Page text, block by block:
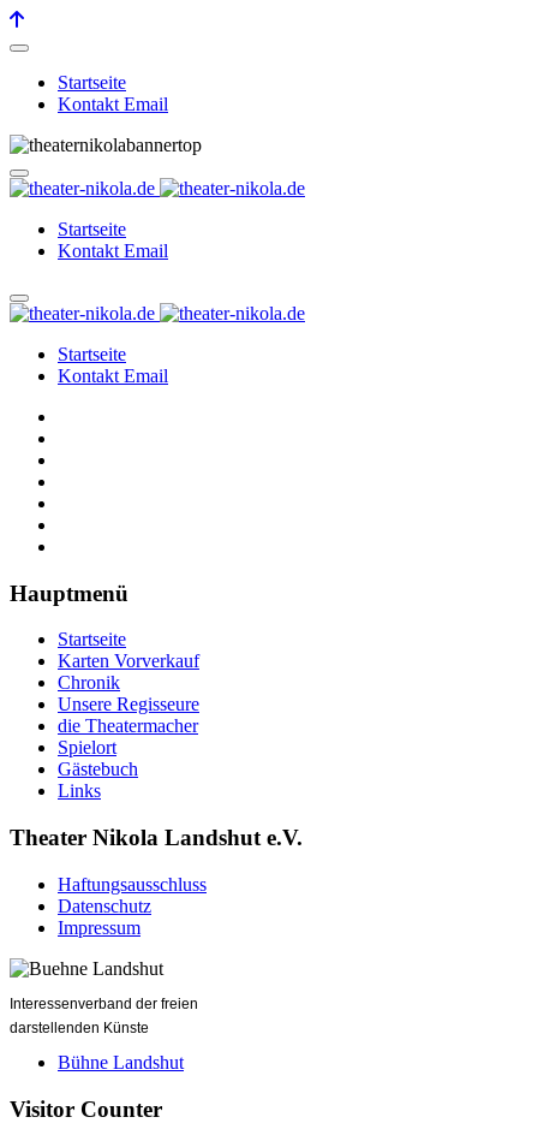
Startseite
Kontakt Email
Startseite
Kontakt Email
Startseite
Kontakt Email
Hauptmenü
Startseite
Karten Vorverkauf
Chronik
Unsere Regisseure
die Theatermacher
Spielort
Gästebuch
Links
Theater Nikola Landshut e.V.
Haftungsausschluss
Datenschutz
Impressum
Interessenverband der freien
darstellenden Künste
Bühne Landshut
Visitor Counter